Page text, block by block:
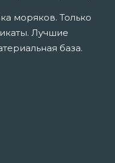
моряков. Только
Лучшие
база.